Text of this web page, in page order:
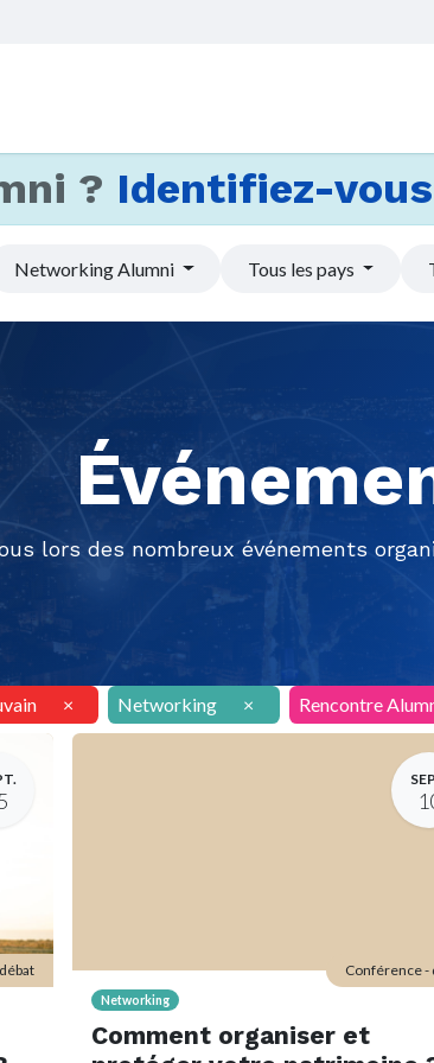
? Identifiez-
Networking Alumni Tous les pays
lors des nombreux événements
× Networking × Rencontre
Networking
Comment organiser et
Conférence -